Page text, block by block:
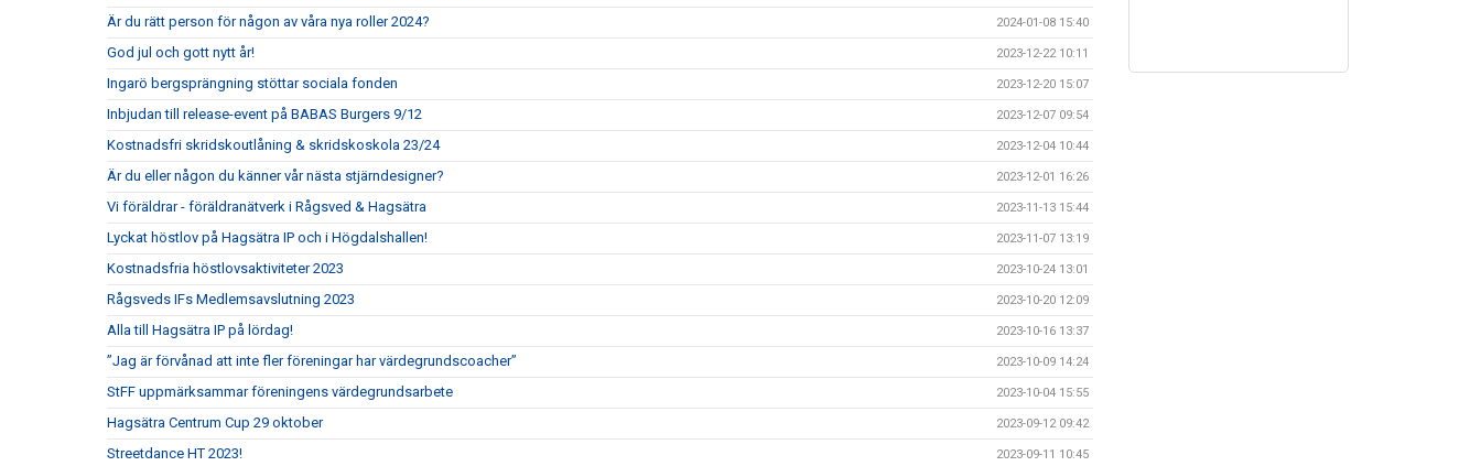
Är du rätt person för någon av våra nya roller 2024? 2024-01-08 15:40
God jul och gott nytt år! 2023-12-22 10:11
Ingarö bergsprängning stöttar sociala fonden 2023-12-20 15:07
Inbjudan till release-event på BABAS Burgers 9/12 2023-12-07 09:54
Kostnadsfri skridskoutlåning & skridskoskola 23/24 2023-12-04 10:44
Är du eller någon du känner vår nästa stjärndesigner? 2023-12-01 16:26
Vi föräldrar - föräldranätverk i Rågsved & Hagsätra 2023-11-13 15:44
Lyckat höstlov på Hagsätra IP och i Högdalshallen! 2023-11-07 13:19
Kostnadsfria höstlovsaktiviteter 2023 2023-10-24 13:01
Rågsveds IFs Medlemsavslutning 2023 2023-10-20 12:09
Alla till Hagsätra IP på lördag! 2023-10-16 13:37
”Jag är förvånad att inte fler föreningar har värdegrundscoacher” 2023-10-09 14:24
StFF uppmärksammar föreningens värdegrundsarbete 2023-10-04 15:55
Hagsätra Centrum Cup 29 oktober 2023-09-12 09:42
Streetdance HT 2023! 2023-09-11 10:45